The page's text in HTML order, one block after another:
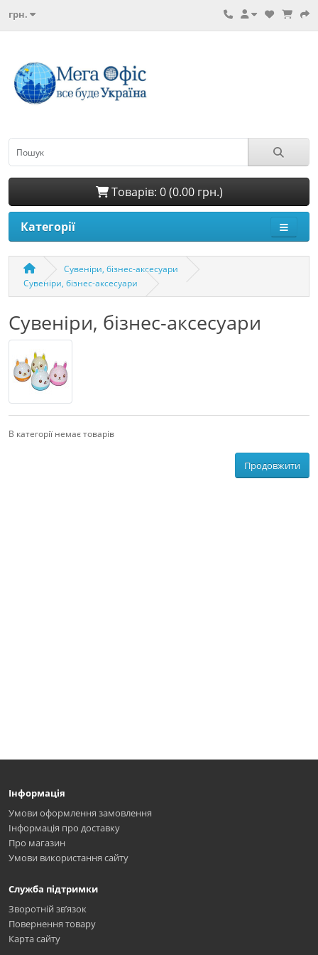
грн.
Товарів: 0 (0.00 грн.)
Категорії
Сувеніри, бізнес-аксесуари
Сувеніри, бізнес-аксесуари
Сувеніри, бізнес-аксесуари
В категорії немає товарів
Продовжити
Інформація
Умови оформлення замовлення
Інформація про доставку
Про магазин
Умови використання сайту
Служба підтримки
Зворотній зв’язок
Повернення товару
Карта сайту